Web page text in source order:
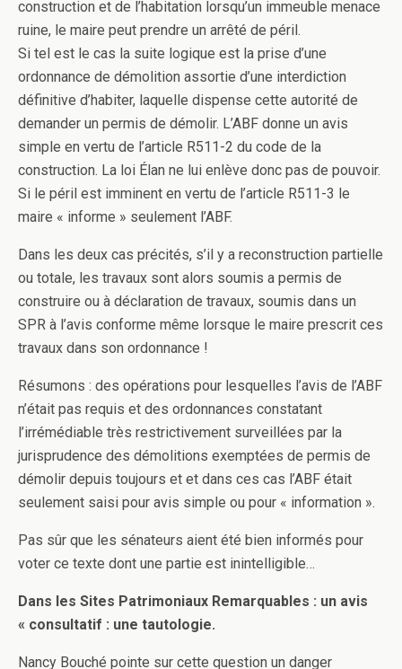
construction et de l’habitation lorsqu’un immeuble menace
ruine, le maire peut prendre un arrêté de péril.
Si tel est le cas la suite logique est la prise d’une
ordonnance de démolition assortie d’une interdiction
définitive d’habiter, laquelle dispense cette autorité de
demander un permis de démolir. L’ABF donne un avis
simple en vertu de l’article R511-2 du code de la
construction. La loi Élan ne lui enlève donc pas de pouvoir.
Si le péril est imminent en vertu de l’article R511-3 le
maire « informe » seulement l’ABF.
Dans les deux cas précités, s’il y a reconstruction partielle
ou totale, les travaux sont alors soumis a permis de
construire ou à déclaration de travaux, soumis dans un
SPR à l’avis conforme même lorsque le maire prescrit ces
travaux dans son ordonnance !
Résumons : des opérations pour lesquelles l’avis de l’ABF
n’était pas requis et des ordonnances constatant
l’irrémédiable très restrictivement surveillées par la
jurisprudence des démolitions exemptées de permis de
démolir depuis toujours et et dans ces cas l’ABF était
seulement saisi pour avis simple ou pour « information ».
Pas sûr que les sénateurs aient été bien informés pour
voter ce texte dont une partie est inintelligible…
Dans les Sites Patrimoniaux Remarquables : un avis
« consultatif : une tautologie.
Nancy Bouché pointe sur cette question un danger